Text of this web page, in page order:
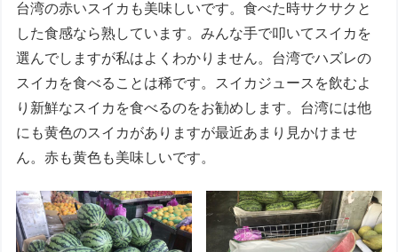
台湾の赤いスイカも美味しいです。食べた時サクサクと
した食感なら熟しています。みんな手で叩いてスイカを
選んでしますが私はよくわかりません。台湾でハズレの
スイカを食べることは稀です。スイカジュースを飲むよ
り新鮮なスイカを食べるのをお勧めします。台湾には他
にも黄色のスイカがありますが最近あまり見かけませ
ん。赤も黄色も美味しいです。